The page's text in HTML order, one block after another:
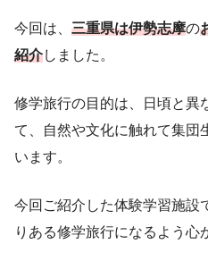
今回は、 三重県は伊勢志摩の
紹介しました。
修学旅行の目的は、日頃と異
て、自然や文化に触れて集団
います。
今回ご紹介した体験学習施設
りある修学旅行になるよう心